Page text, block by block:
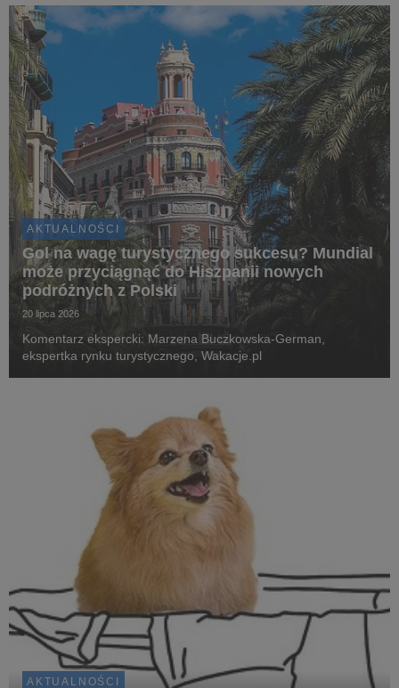
wszystkich rezerwacji. Najciekawsza historia l...
AKTUALNOŚCI
Gol na wagę turystycznego sukcesu? Mundial
może przyciągnąć do Hiszpanii nowych
podróżnych z Polski
20 lipca 2026
Komentarz ekspercki: Marzena Buczkowska-German,
ekspertka rynku turystycznego, Wakacje.pl
AKTUALNOŚCI